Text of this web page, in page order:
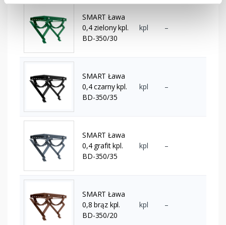
SMART Ława
0,4 zielony kpl.
BD-350/30
kpl –
SMART Ława
0,4 czarny kpl.
BD-350/35
kpl –
SMART Ława
0,4 grafit kpl.
BD-350/35
kpl –
SMART Ława
0,8 brąz kpl.
BD-350/20
kpl –